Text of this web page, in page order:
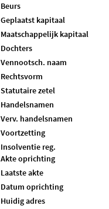
Beurs
Geplaatst kapitaal
Maatschappelijk kapitaal
Dochters
Vennootsch. naam
Rechtsvorm
Statutaire zetel
Handelsnamen
Verv. handelsnamen
Voortzetting
Insolventie reg.
Akte oprichting
Laatste akte
Datum oprichting
Huidig adres